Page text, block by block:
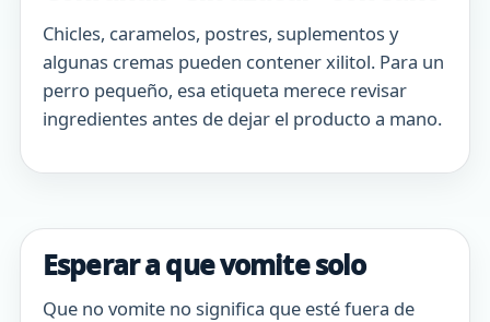
Chicles, caramelos, postres, suplementos y
algunas cremas pueden contener xilitol. Para un
perro pequeño, esa etiqueta merece revisar
ingredientes antes de dejar el producto a mano.
Esperar a que vomite solo
Que no vomite no significa que esté fuera de